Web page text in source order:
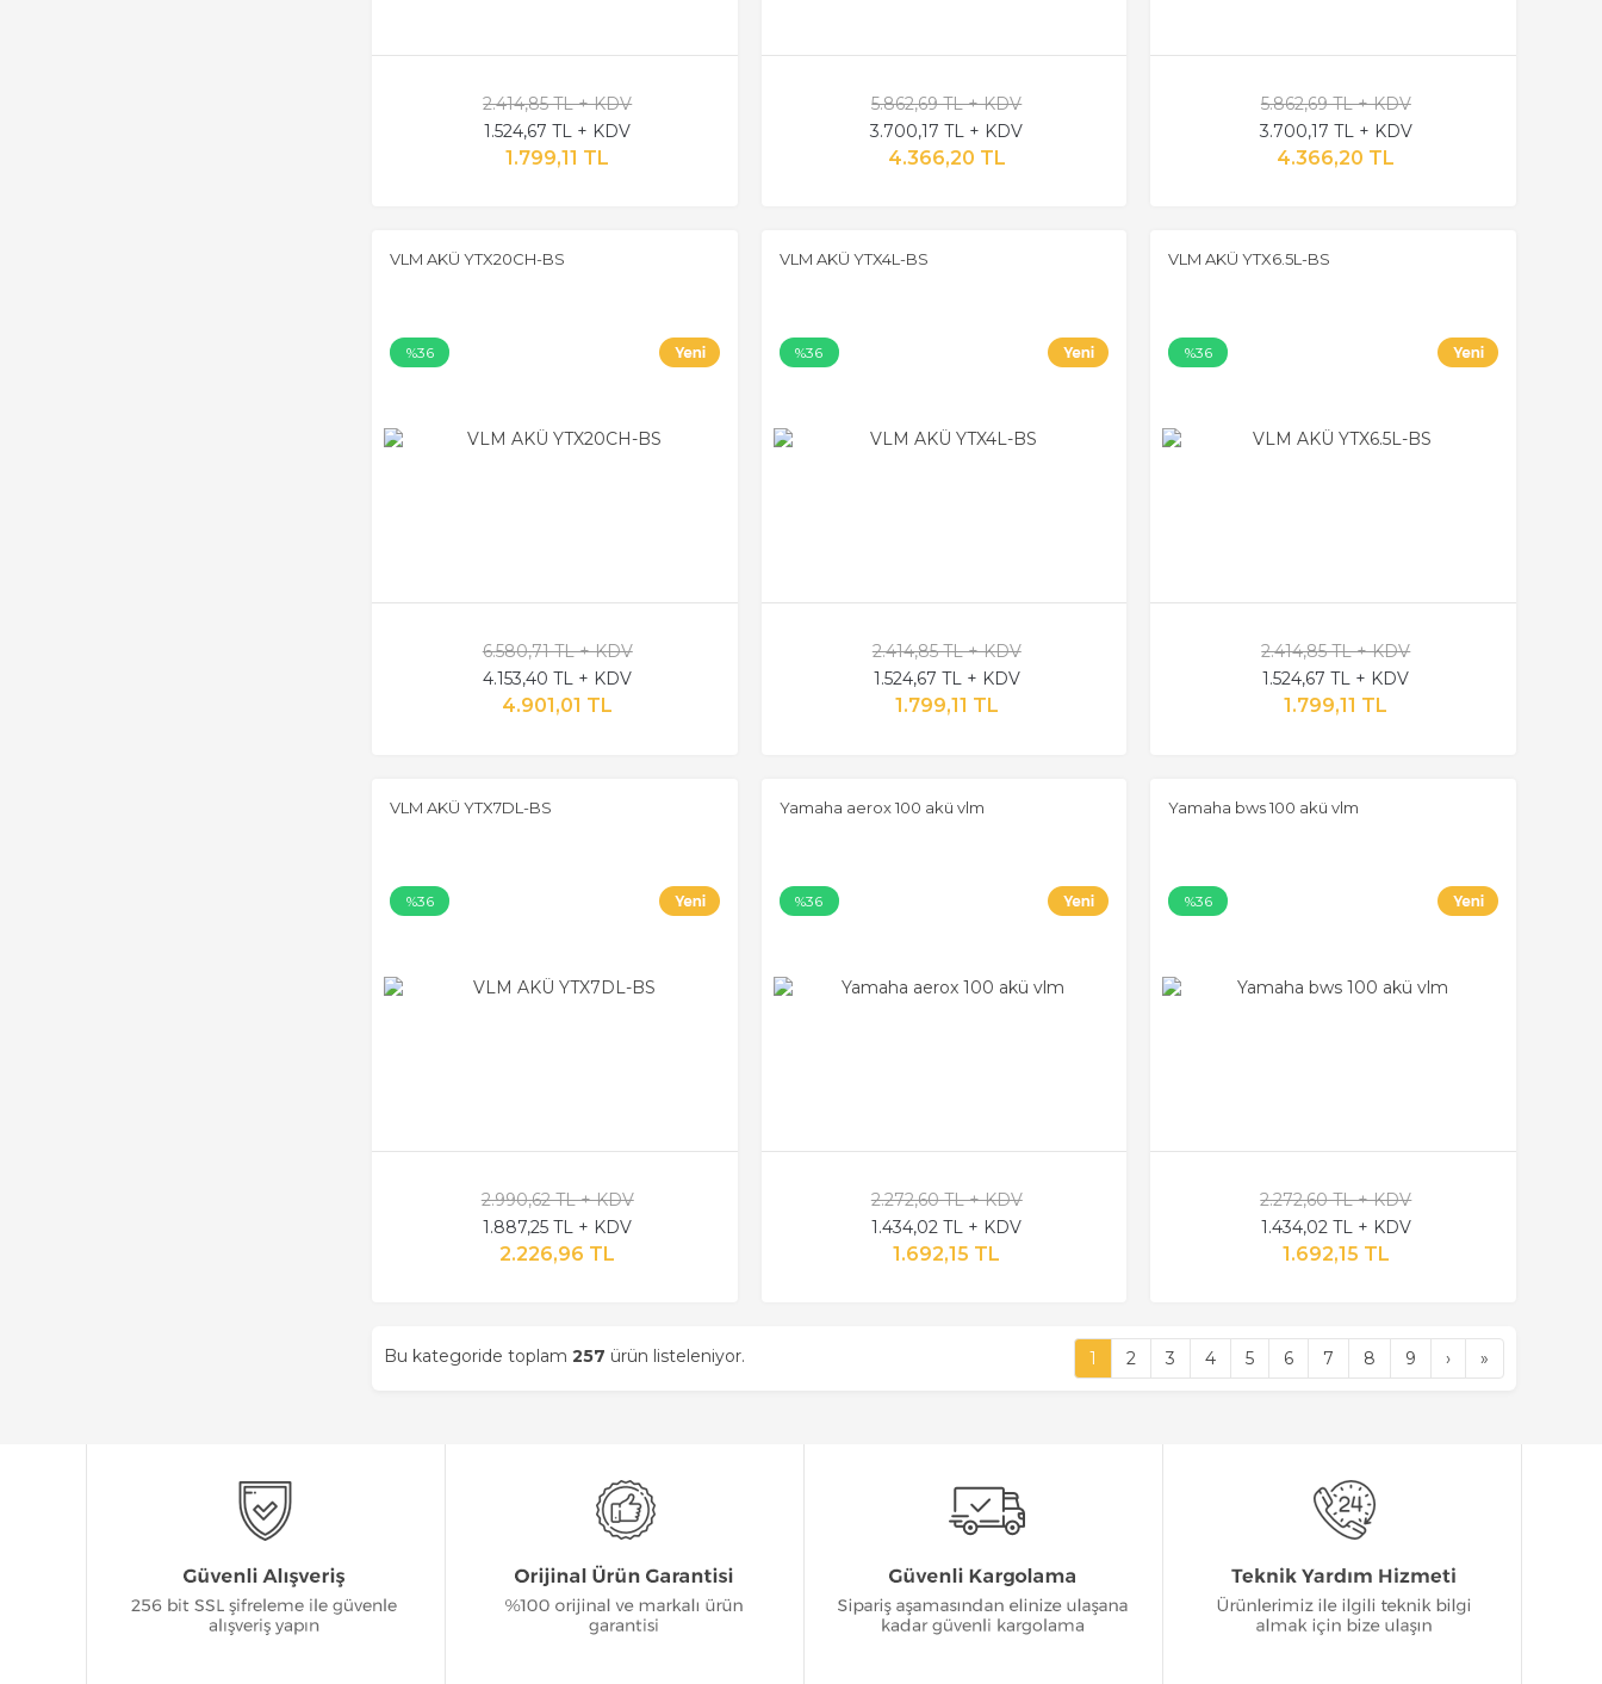
2.414,85 TL + KDV
1.524,67 TL + KDV
1.799,11 TL
5.862,69 TL + KDV
3.700,17 TL + KDV
4.366,20 TL
5.862,69 TL + KDV
3.700,17 TL + KDV
4.366,20 TL
VLM AKÜ YTX20CH-BS
%36
6.580,71 TL + KDV
4.153,40 TL + KDV
4.901,01 TL
VLM AKÜ YTX4L-BS
%36
2.414,85 TL + KDV
1.524,67 TL + KDV
1.799,11 TL
VLM AKÜ YTX6.5L-BS
%36
2.414,85 TL + KDV
1.524,67 TL + KDV
1.799,11 TL
VLM AKÜ YTX7DL-BS
%36
2.990,62 TL + KDV
1.887,25 TL + KDV
2.226,96 TL
Yamaha aerox 100 akü vlm
%36
2.272,60 TL + KDV
1.434,02 TL + KDV
1.692,15 TL
Yamaha bws 100 akü vlm
%36
2.272,60 TL + KDV
1.434,02 TL + KDV
1.692,15 TL
Bu kategoride toplam 257 ürün listeleniyor. 1 2 3 4 5 6 7 8 9 › »